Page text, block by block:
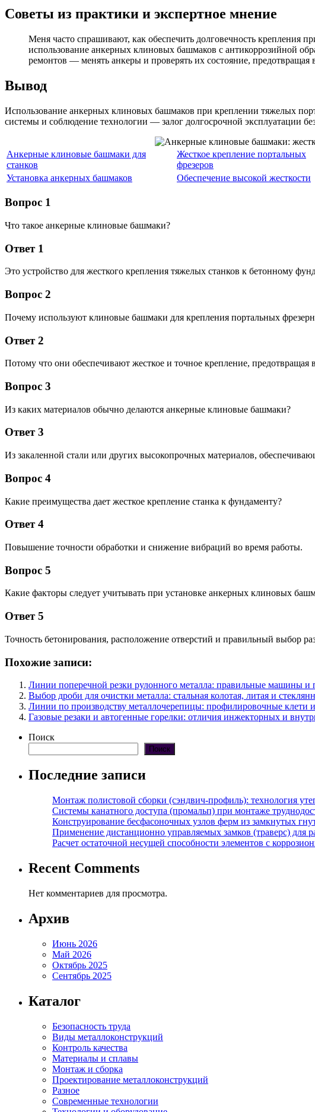
Советы из практики и экспертное мнение
Меня часто спрашивают, как обеспечить долговечность крепления
использование анкерных клиновых башмаков с антикоррозийной
ремонтов — менять анкеры и проверять их состояние,
Вывод
Использование анкерных клиновых башмаков при креплении тяжелых
системы и соблюдение технологии — залог долгосрочной эксплуатации
Анкерные клиновые башмаки для
станков
Жесткое крепление портальных
фрезеров
Установка анкерных башмаков
Обеспечение высокой жесткости
Вопрос 1
Что такое анкерные клиновые башмаки?
Ответ 1
Это устройство для жесткого крепления тяжелых станков к бетонному
Вопрос 2
Почему используют клиновые башмаки для крепления портальных
Ответ 2
Потому что они обеспечивают жесткое и точное крепление,
Вопрос 3
Из каких материалов обычно делаются анкерные клиновые башмаки?
Ответ 3
Из закаленной стали или других высокопрочных материалов,
Вопрос 4
Какие преимущества дает жесткое крепление станка к фундаменту?
Ответ 4
Повышение точности обработки и снижение вибраций во время работы.
Вопрос 5
Какие факторы следует учитывать при установке анкерных клиновых
Ответ 5
Точность бетонирования, расположение отверстий и правильный выбор
Похожие записи:
Линии поперечной резки рулонного металла: правильные машины и
Выбор дроби для очистки металла: стальная колотая, литая и
Линии по производству металлочерепицы: профилировочные клети
Газовые резаки и автогенные горелки: отличия инжекторных и
Поиск
Поиск
Последние записи
Монтаж полистовой сборки (сэндвич-профиль): технология
Системы канатного доступа (промальп) при монтаже
Конструирование бесфасоночных узлов ферм из замкнутых
Применение дистанционно управляемых замков (траверс) для
Расчет остаточной несущей способности элементов с
Recent Comments
Нет комментариев для просмотра.
Архив
Июнь 2026
Май 2026
Октябрь 2025
Сентябрь 2025
Каталог
Безопасность труда
Виды металлоконструкций
Контроль качества
Материалы и сплавы
Монтаж и сборка
Проектирование металлоконструкций
Разное
Современные технологии